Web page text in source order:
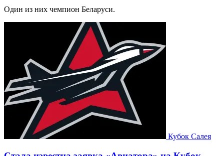
Один из них чемпион Беларуси.
Кубок Салея